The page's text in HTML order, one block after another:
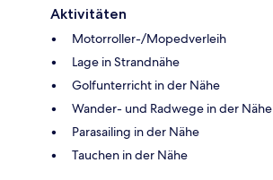
Aktivitäten
Motorroller-/Mopedverleih
Lage in Strandnähe
Golfunterricht in der Nähe
Wander- und Radwege in der Nähe
Parasailing in der Nähe
Tauchen in der Nähe